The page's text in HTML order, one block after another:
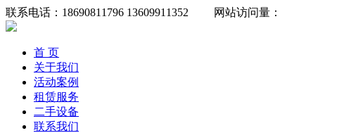
联系电话：18690811796 13609911352 网站访问量：
首 页
关于我们
活动案例
租赁服务
二手设备
联系我们